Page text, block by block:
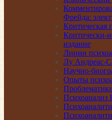
Фрейда:
Критическая
Критически-
издание
Линии
Лу Андреас-
Научно-
Опыты
Психоанализ